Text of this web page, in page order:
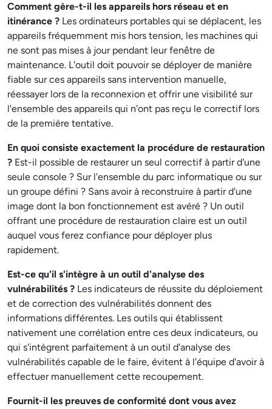
Comment gère-t-il les appareils hors réseau et en
itinérance ? Les ordinateurs portables qui se déplacent, les
appareils fréquemment mis hors tension, les machines qui
ne sont pas mises à jour pendant leur fenêtre de
maintenance. L'outil doit pouvoir se déployer de manière
fiable sur ces appareils sans intervention manuelle,
réessayer lors de la reconnexion et offrir une visibilité sur
l'ensemble des appareils qui n'ont pas reçu le correctif lors
de la première tentative.
En quoi consiste exactement la procédure de restauration
? Est-il possible de restaurer un seul correctif à partir d'une
seule console ? Sur l'ensemble du parc informatique ou sur
un groupe défini ? Sans avoir à reconstruire à partir d'une
image dont la bon fonctionnement est avéré ? Un outil
offrant une procédure de restauration claire est un outil
auquel vous ferez confiance pour déployer plus
rapidement.
Est-ce qu'il s'intègre à un outil d'analyse des
vulnérabilités ? Les indicateurs de réussite du déploiement
et de correction des vulnérabilités donnent des
informations différentes. Les outils qui établissent
nativement une corrélation entre ces deux indicateurs, ou
qui s'intègrent parfaitement à un outil d'analyse des
vulnérabilités capable de le faire, évitent à l'équipe d'avoir à
effectuer manuellement cette recoupement.
Fournit-il les preuves de conformité dont vous avez